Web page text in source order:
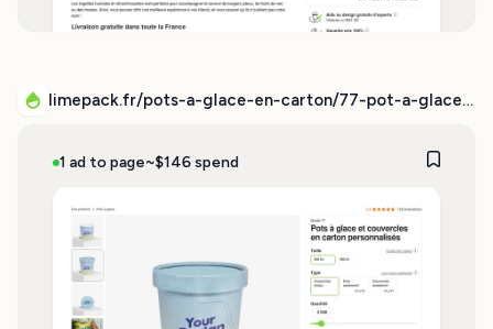
limepack.fr/pots-a-glace-en-carton/77-pot-a-glace-et-couvercle-en-carton-personnalises.html
1 ad to page~$146 spend